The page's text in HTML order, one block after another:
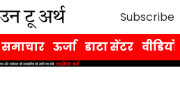
Subscribe
समाचार ऊर्जा डाटा सेंटर वीडियो